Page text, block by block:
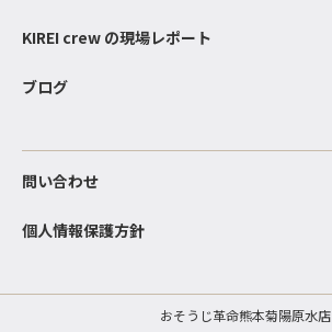
KIREI crew の現場レポート
ブログ
問い合わせ
個人情報保護方針
おそうじ革命熊本菊陽原水店